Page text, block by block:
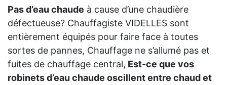
Pas d’eau chaude à cause d’une chaudière
défectueuse? Chauffagiste VIDELLES sont
entièrement équipés pour faire face à toutes
sortes de pannes, Chauffage ne s’allumé pas et
fuites de chauffage central, Est-ce que vos
robinets d’eau chaude oscillent entre chaud et